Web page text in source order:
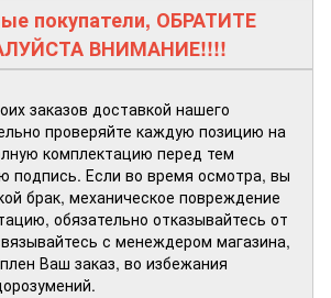
покупатели, ОБРАТИТЕ
ВНИМАНИЕ!!!!
заказов доставкой нашего
проверяйте каждую позицию на
комплектацию перед тем
подпись. Если во время осмотра, вы
брак, механическое повреждение
обязательно отказывайтесь от
с менеждером магазина,
Ваш заказ, во избежания